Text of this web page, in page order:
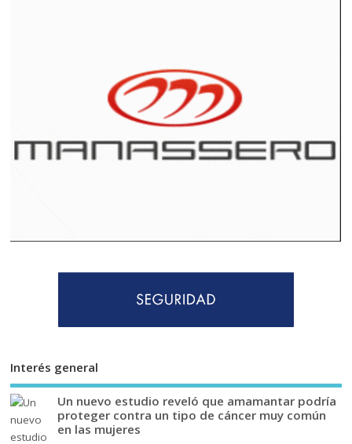
Interés general
Un nuevo estudio reveló que amamantar podría
proteger contra un tipo de cáncer muy común
en las mujeres